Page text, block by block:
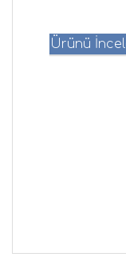
Ürünü